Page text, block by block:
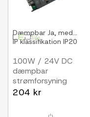
Dæmpbar Ja, med...
IP klassifikation IP20
100W / 24V DC
dæmpbar
strømforsyning
4.17A, IP20 indendørs,
204 kr